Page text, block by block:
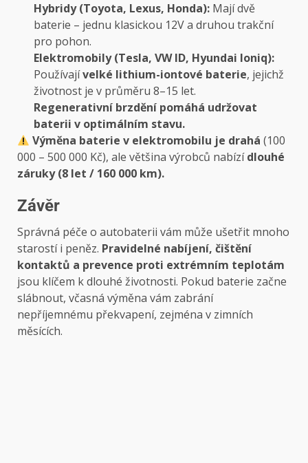
Hybridy (Toyota, Lexus, Honda): Mají dvě
baterie – jednu klasickou 12V a druhou trakční
pro pohon.
Elektromobily (Tesla, VW ID, Hyundai Ioniq):
Používajívelké lithium-iontové baterie, jejichž
životnost je v průměru 8–15 let.
Regenerativní brzdění pomáhá udržovat
baterii v optimálním stavu.
Výměna baterie v elektromobilu je drahá (100
000 – 500 000 Kč), ale většina výrobců nabízídlouhé
záruky (8 let / 160 000 km).
Závěr
Správná péče o autobaterii vám může ušetřit mnoho
starostí i peněz. Pravidelné nabíjení, čištění
kontaktů a prevence proti extrémním teplotám
jsou klíčem k dlouhé životnosti. Pokud baterie začne
slábnout, včasná výměna vám zabrání
nepříjemnému překvapení, zejména v zimních
měsících.